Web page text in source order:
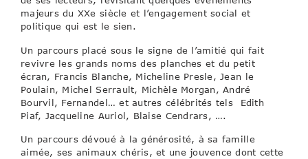
majeurs du XXe siècle et l’engagement social et
politique qui est le sien.
Un parcours placé sous le signe de l’amitié qui fait
revivre les grands noms des planches et du petit
écran, Francis Blanche, Micheline Presle, Jean le
Poulain, Michel Serrault, Michèle Morgan, André
Bourvil, Fernandel… et autres célébrités tels Edith
Piaf, Jacqueline Auriol, Blaise Cendrars, ….
Un parcours dévoué à la générosité, à sa famille
aimée, ses animaux chéris, et une jouvence dont cette